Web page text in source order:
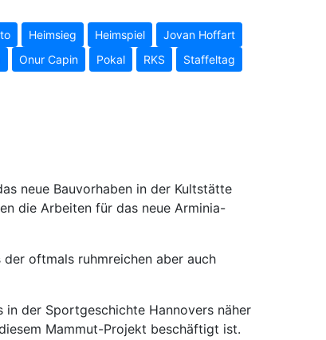
Heimsieg Heimspiel
Jovan Hoffart
Onur Capin Pokal RKS
Staffeltag
neue Bauvorhaben in der Kultstätte
die Arbeiten für das neue Arminia-
oftmals ruhmreichen aber auch
in der Sportgeschichte Hannovers näher
Mammut-Projekt beschäftigt ist.